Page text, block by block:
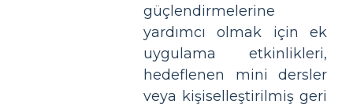
güçlendirmelerine
yardımcı olmak için ek
uygulama etkinlikleri,
hedeflenen mini dersler
veya kişiselleştirilmiş geri